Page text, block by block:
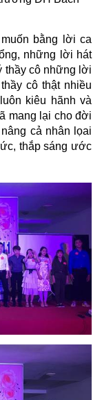
bằng lời ca
những lời hát
thầy cô những lời
cô thật nhiều
kiêu hãnh và
mang lại cho đời
cả nhân lọai
thắp sáng ước